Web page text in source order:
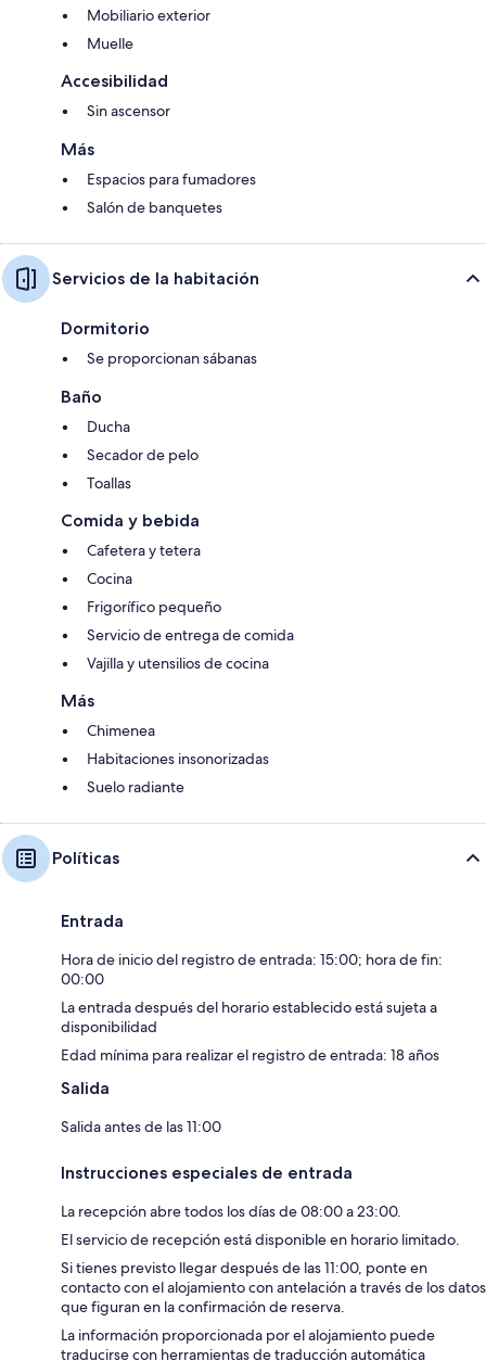
Mobiliario exterior
Muelle
Accesibilidad
Sin ascensor
Más
Espacios para fumadores
Salón de banquetes
Servicios de la habitación
Dormitorio
Se proporcionan sábanas
Baño
Ducha
Secador de pelo
Toallas
Comida y bebida
Cafetera y tetera
Cocina
Frigorífico pequeño
Servicio de entrega de comida
Vajilla y utensilios de cocina
Más
Chimenea
Habitaciones insonorizadas
Suelo radiante
Políticas
Entrada
Hora de inicio del registro de entrada: 15:00; hora de fin:
00:00
La entrada después del horario establecido está sujeta a
disponibilidad
Edad mínima para realizar el registro de entrada: 18 años
Salida
Salida antes de las 11:00
Instrucciones especiales de entrada
La recepción abre todos los días de 08:00 a 23:00.
El servicio de recepción está disponible en horario limitado.
Si tienes previsto llegar después de las 11:00, ponte en
contacto con el alojamiento con antelación a través de los datos
que figuran en la confirmación de reserva.
La información proporcionada por el alojamiento puede
traducirse con herramientas de traducción automática